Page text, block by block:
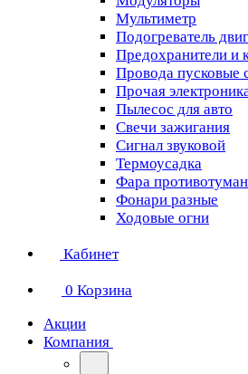
Мультиметр
Подогреватель
Предохранители и
Провода пусковые
Прочая
Пылесос для авто
Свечи зажигания
Сигнал звуковой
Термоусадка
Фара
Фонари разные
Ходовые огни
Кабинет
0 Корзина
Акции
Компания